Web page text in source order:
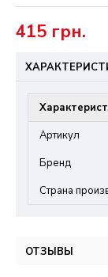
415 грн.
Артикул
Бренд
Страна
ОТЗЫВЫ